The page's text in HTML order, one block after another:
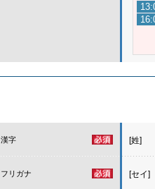
漢字 [姓]
フリガナ [セイ]